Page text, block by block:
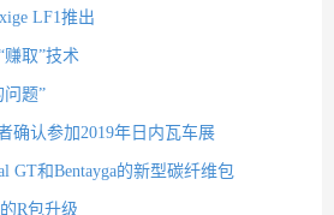
LF1推出
取”技术
问题”
确认参加2019年日内瓦车展
GT和Bentayga的新型碳纤维包
R包升级